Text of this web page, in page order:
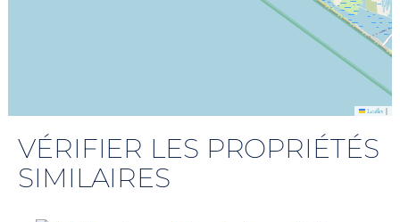
Leaflet |
VÉRIFIER LES PROPRIÉTÉS
SIMILAIRES